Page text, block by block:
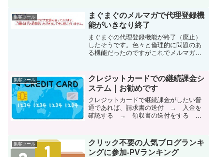
「イマイチ」と感じていました。しばら
く放置していた私が言...
集客ツール
まぐまぐのメルマガで代理登録機
能がいきなり終了
まぐまぐの代理登録機能が終了（廃止）
したそうです。色々と倫理的に問題のあ
る機能だったのですがこれでメルマガ発
集客ツール
クレジットカードでの継続課金シ
ステム｜お勧めです
クレジットカードで継続課金がしたい普
通であれば、請求書の送付 → 入金を
確認する → 領収書の送付をする 一
費、毎月の利用料、顧問報酬）に関して
は、集金代行（収納代行、...
集客ツール
クリック不要の人気ブログランキ
ングに参加-PVランキング